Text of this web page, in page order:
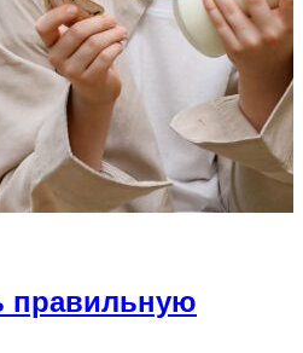
правильную